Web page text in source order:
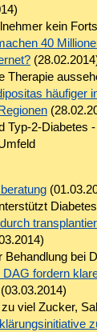
kein
40
Therapie
häufiger
Typ-2-Diabetes
Behandlung bei
fordern
viel Zucker,